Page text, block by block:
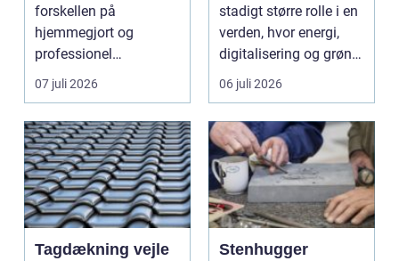
forskellen på
hjemmegjort og
professionel
vinduespudsning, nå...
07 juli 2026
stadigt større rolle i en
verden, hvor energi,
digitalisering og grøn
omsti...
06 juli 2026
Tagdækning vejle
Stenhugger